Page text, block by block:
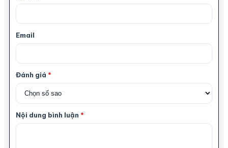
Email
Đánh giá *
Nội dung bình luận *